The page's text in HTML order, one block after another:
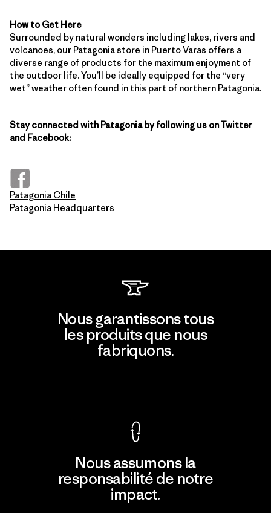
How to Get Here
Surrounded by natural wonders including lakes, rivers and
volcanoes, our Patagonia store in Puerto Varas offers a
diverse range of products for the maximum enjoyment of
the outdoor life. You’ll be ideally equipped for the “very
wet” weather often found in this part of northern Patagonia.
Stay connected with Patagonia by following us on Twitter
and Facebook:
Patagonia Chile
Patagonia Headquarters
Nous garantissons tous
les produits que nous
fabriquons.
Nous assumons la
responsabilité de notre
impact.